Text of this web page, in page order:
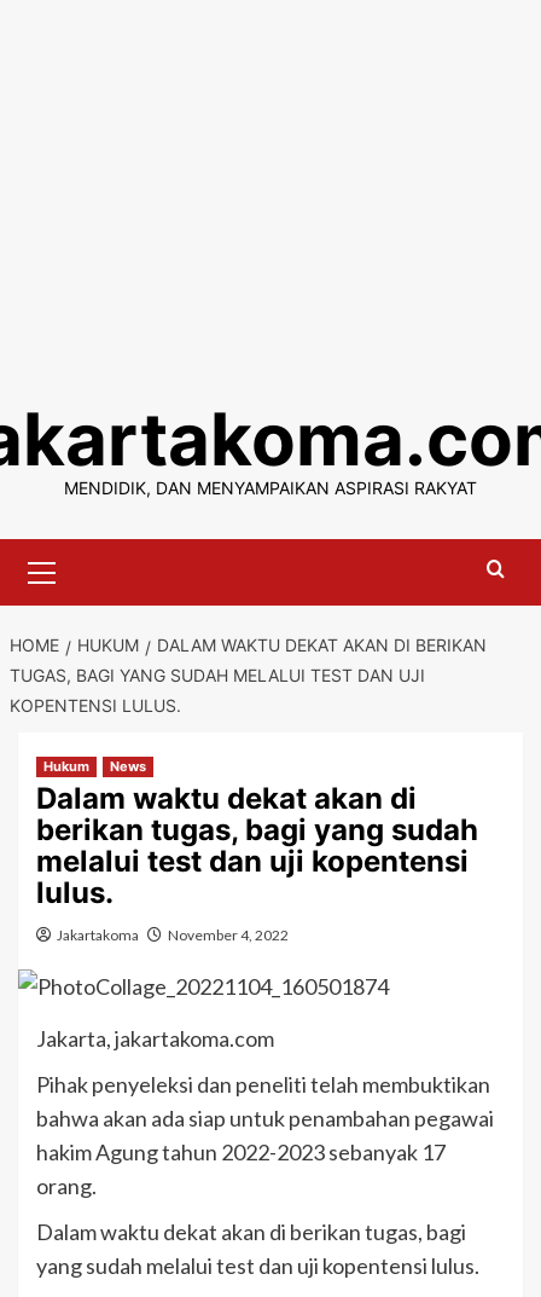
content
MENDIDIK, DAN MENYAMPAIKAN ASPIRASI RAKYAT
Menu
HOME HUKUM
DALAM WAKTU DEKAT AKAN DI BERIKAN
TUGAS, BAGI YANG SUDAH MELALUI TEST DAN UJI
KOPENTENSI LULUS.
Hukum News
Dalam waktu dekat akan di
berikan tugas, bagi yang sudah
melalui test dan uji kopentensi
lulus.
Jakartakoma November 4, 2022
Jakarta, jakartakoma.com
Pihak penyeleksi dan peneliti telah membuktikan
bahwa akan ada siap untuk penambahan pegawai
hakim Agung tahun 2022-2023 sebanyak 17
orang.
Dalam waktu dekat akan di berikan tugas, bagi
yang sudah melalui test dan uji kopentensi lulus.